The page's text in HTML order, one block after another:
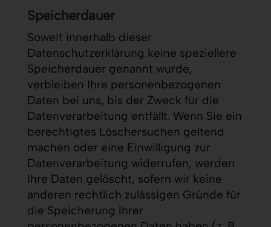
Speicherdauer
Soweit innerhalb dieser
Datenschutzerklärung keine speziellere
Speicherdauer genannt wurde,
verbleiben Ihre personenbezogenen
Daten bei uns, bis der Zweck für die
Datenverarbeitung entfällt. Wenn Sie ein
berechtigtes Löschersuchen geltend
machen oder eine Einwilligung zur
Datenverarbeitung widerrufen, werden
Ihre Daten gelöscht, sofern wir keine
anderen rechtlich zulässigen Gründe für
die Speicherung Ihrer